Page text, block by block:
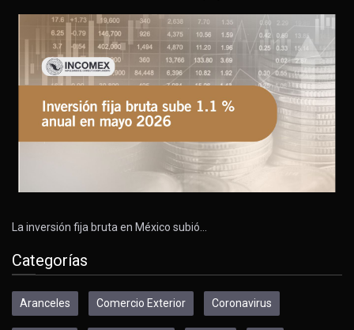
La inversión fija bruta en México subió…
Categorías
Aranceles Comercio Exterior Coronavirus